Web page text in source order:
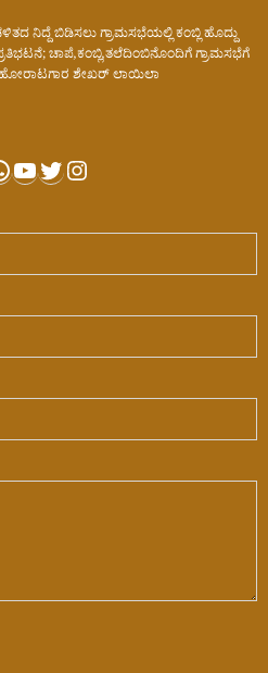
ನಿದ್ದೆ ಬಿಡಿಸಲು ಗ್ರಾಮಸಭೆಯಲ್ಲಿ ಕಂಬ್ಲಿ ಹೊದ್ದು
ಚಾಪೆ,ಕಂಬ್ಲಿ,ತಲೆದಿಂಬಿನೊಂದಿಗೆ ಗ್ರಾಮಸಭೆಗೆ
ಶೇಖರ್ ಲಾಯಿಲಾ
YouTube
Twitter
Instagram